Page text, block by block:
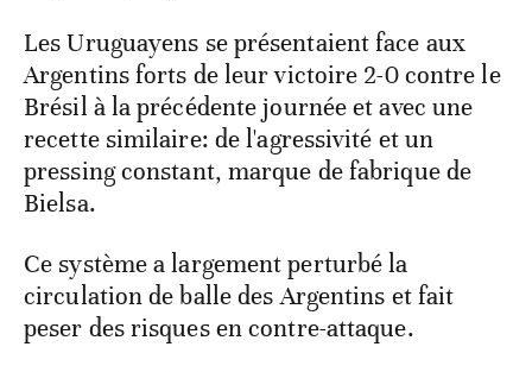
Les Uruguayens se présentaient face aux
Argentins forts de leur victoire 2-0 contre le
Brésil à la précédente journée et avec une
recette similaire: de l'agressivité et un
pressing constant, marque de fabrique de
Bielsa.
Ce système a largement perturbé la
circulation de balle des Argentins et fait
peser des risques en contre-attaque.